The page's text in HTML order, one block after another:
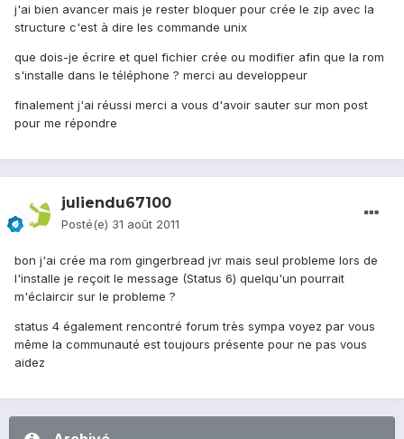
j'ai bien avancer mais je rester bloquer pour crée le zip avec la
structure c'est à dire les commande unix
que dois-je écrire et quel fichier crée ou modifier afin que la rom
s'installe dans le téléphone ? merci au developpeur
finalement j'ai réussi merci a vous d'avoir sauter sur mon post
pour me répondre
juliendu67100
Posté(e) 31 août 2011
bon j'ai crée ma rom gingerbread jvr mais seul probleme lors de
l'installe je reçoit le message (Status 6) quelqu'un pourrait
m'éclaircir sur le probleme ?
status 4 également rencontré forum très sympa voyez par vous
même la communauté est toujours présente pour ne pas vous
aidez